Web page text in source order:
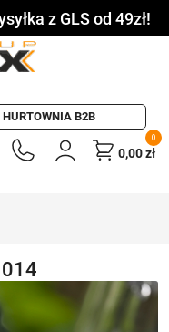
z GLS od 49zł!
HURTOWNIA B2B
0
0,00zł